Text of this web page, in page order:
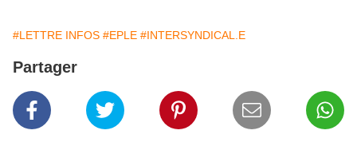
#LETTRE INFOS #EPLE #INTERSYNDICAL.E
Partager